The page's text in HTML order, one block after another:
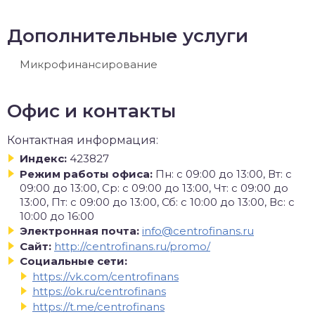
Дополнительные услуги
Микрофинансирование
Офис и контакты
Контактная информация:
Индекс: 423827
Режим работы офиса: Пн: с 09:00 до 13:00, Вт: с
09:00 до 13:00, Ср: с 09:00 до 13:00, Чт: с 09:00 до
13:00, Пт: с 09:00 до 13:00, Сб: с 10:00 до 13:00, Вс: с
10:00 до 16:00
Электронная почта: info@centrofinans.ru
Сайт: http://centrofinans.ru/promo/
Социальные сети:
https://vk.com/centrofinans
https://ok.ru/centrofinans
https://t.me/centrofinans